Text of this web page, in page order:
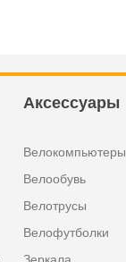
Аксессуары
Велокомпьютеры
Велообувь
Велотрусы
Велофутболки